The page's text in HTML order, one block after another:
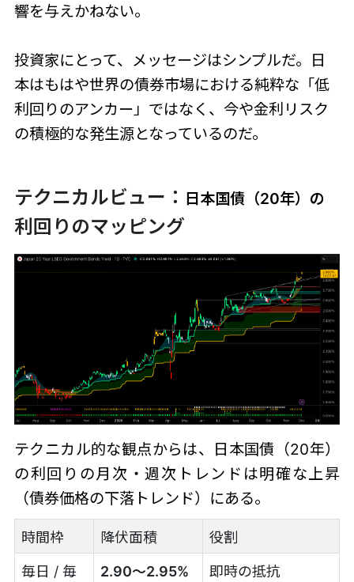
響を与えかねない。
投資家にとって、メッセージはシンプルだ。日
本はもはや世界の債券市場における純粋な「低
利回りのアンカー」ではなく、今や金利リスク
の積極的な発生源となっているのだ。
テクニカルビュー： 日本国債（20年）の
利回りのマッピング
テクニカル的な観点からは、日本国債（20年）
の利回りの月次・週次トレンドは明確な上昇
（債券価格の下落トレンド）にある。
時間枠 降伏面積 役割
毎日 / 毎
2.90～2.95% 即時の抵抗